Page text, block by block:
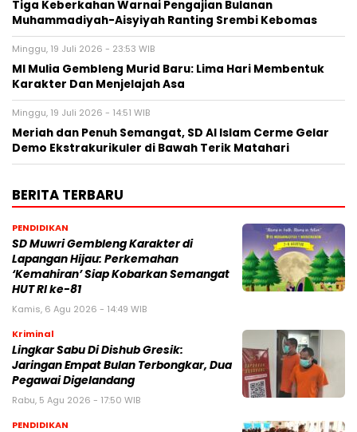
Tiga Keberkahan Warnai Pengajian Bulanan
Muhammadiyah-Aisyiyah Ranting Srembi Kebomas
Minggu, 19 Juli 2026 - 23:53 WIB
MI Mulia Gembleng Murid Baru: Lima Hari Membentuk
Karakter Dan Menjelajah Asa
Minggu, 19 Juli 2026 - 14:51 WIB
Meriah dan Penuh Semangat, SD Al Islam Cerme Gelar
Demo Ekstrakurikuler di Bawah Terik Matahari
BERITA TERBARU
PENDIDIKAN
SD Muwri Gembleng Karakter di
Lapangan Hijau: Perkemahan
‘Kemahiran’ Siap Kobarkan Semangat
HUT RI ke-81
Kamis, 6 Agu 2026 - 14:49 WIB
Kriminal
Lingkar Sabu Di Dishub Gresik:
Jaringan Empat Bulan Terbongkar, Dua
Pegawai Digelandang
Rabu, 5 Agu 2026 - 17:50 WIB
PENDIDIKAN